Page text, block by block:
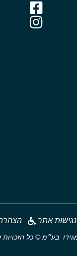
אתר
בע״מ © כל הזכויות